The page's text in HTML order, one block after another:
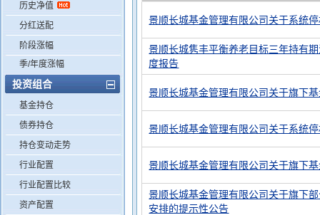
历史净值
分红送配
阶段涨幅
季/年度涨幅
投资组合
基金持仓
债券持仓
持仓变动走势
行业配置
行业配置比较
资产配置
景顺长城基金管理有限公司关于系统
景顺长城隽丰平衡养老目标三年持有
度报告
景顺长城基金管理有限公司关于旗下
景顺长城基金管理有限公司关于系统
景顺长城基金管理有限公司关于旗下
景顺长城基金管理有限公司关于旗下
安排的提示性公告